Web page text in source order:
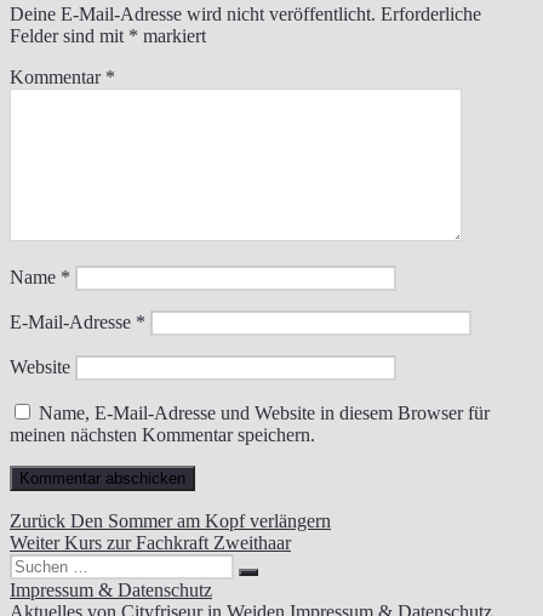
Deine E-Mail-Adresse wird nicht veröffentlicht. Erforderliche
Felder sind mit * markiert
Kommentar *
Name *
E-Mail-Adresse *
Website
Name, E-Mail-Adresse und Website in diesem Browser für
meinen nächsten Kommentar speichern.
Beitragsnavigation
Zurück Vorheriger
Beitrag:
Den Sommer am Kopf verlängern
Weiter Nächster
Beitrag:
Kurs zur Fachkraft Zweithaar
Suchen
nach:
Suchen
Impressum & Datenschutz
Aktuelles von Cityfriseur in Weiden Impressum & Datenschutz